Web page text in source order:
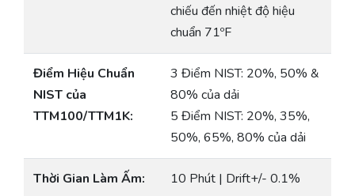
chiếu đến nhiệt độ hiệu
chuẩn 71ºF
Điểm Hiệu Chuẩn
NIST của
TTM100/TTM1K:
3 Điểm NIST: 20%, 50% &
80% của dải
5 Điểm NIST: 20%, 35%,
50%, 65%, 80% của dải
Thời Gian Làm Ấm: 10 Phút | Drift+/- 0.1%